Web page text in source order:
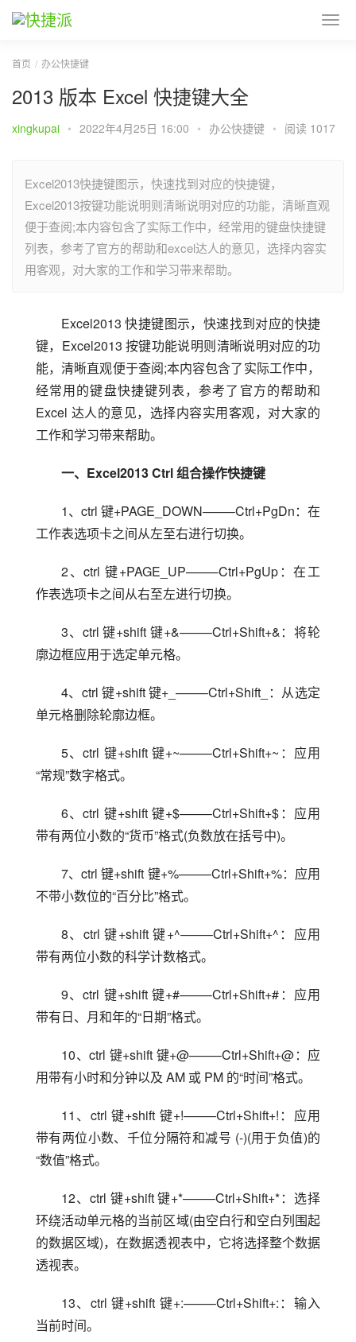
首页 办公快捷键
2013 版本 Excel 快捷键大全
xingkupai • 2022年4月25日 16:00 • 办公快捷键 • 阅读 1017
Excel2013快捷键图示，快速找到对应的快捷键，
Excel2013按键功能说明则清晰说明对应的功能，清晰直观
便于查阅;本内容包含了实际工作中，经常用的键盘快捷键
列表，参考了官方的帮助和excel达人的意见，选择内容实
用客观，对大家的工作和学习带来帮助。
Excel2013 快捷键图示，快速找到对应的快捷
键，Excel2013 按键功能说明则清晰说明对应的功
能，清晰直观便于查阅;本内容包含了实际工作中，
经常用的键盘快捷键列表，参考了官方的帮助和
Excel 达人的意见，选择内容实用客观，对大家的
工作和学习带来帮助。
一、Excel2013 Ctrl 组合操作快捷键
1、ctrl 键+PAGE_DOWN——–Ctrl+PgDn：在
工作表选项卡之间从左至右进行切换。
2、ctrl 键+PAGE_UP——–Ctrl+PgUp：在工
作表选项卡之间从右至左进行切换。
3、ctrl 键+shift 键+&——–Ctrl+Shift+&：将轮
廓边框应用于选定单元格。
4、ctrl 键+shift 键+_——–Ctrl+Shift_：从选定
单元格删除轮廓边框。
5、ctrl 键+shift 键+~——–Ctrl+Shift+~：应用
“常规”数字格式。
6、ctrl 键+shift 键+$——–Ctrl+Shift+$：应用
带有两位小数的“货币”格式(负数放在括号中)。
7、ctrl 键+shift 键+%——–Ctrl+Shift+%：应用
不带小数位的“百分比”格式。
8、ctrl 键+shift 键+^——–Ctrl+Shift+^：应用
带有两位小数的科学计数格式。
9、ctrl 键+shift 键+#——–Ctrl+Shift+#：应用
带有日、月和年的“日期”格式。
10、ctrl 键+shift 键+@——–Ctrl+Shift+@：应
用带有小时和分钟以及 AM 或 PM 的“时间”格式。
11、ctrl 键+shift 键+!——–Ctrl+Shift+!：应用
带有两位小数、千位分隔符和减号 (-)(用于负值)的
“数值”格式。
12、ctrl 键+shift 键+*——–Ctrl+Shift+*：选择
环绕活动单元格的当前区域(由空白行和空白列围起
的数据区域)，在数据透视表中，它将选择整个数据
透视表。
13、ctrl 键+shift 键+:——–Ctrl+Shift+:：输入
当前时间。